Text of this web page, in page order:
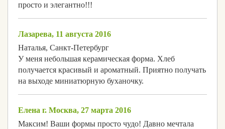
просто и элегантно!!!
Лазарева, 11 августа 2016
Наталья, Санкт-Петербург
У меня небольшая керамическая форма. Хлеб
получается красивый и ароматный. Приятно получать
на выходе миниатюрную буханочку.
Елена г. Москва, 27 марта 2016
Максим! Ваши формы просто чудо! Давно мечтала